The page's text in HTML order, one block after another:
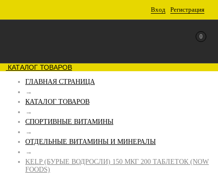
Вход Регистрация
0
КАТАЛОГ ТОВАРОВ
ГЛАВНАЯ СТРАНИЦА
→
КАТАЛОГ ТОВАРОВ
→
СПОРТИВНЫЕ ВИТАМИНЫ
→
ОТДЕЛЬНЫЕ ВИТАМИНЫ И МИНЕРАЛЫ
→
KELP (БУРЫЕ ВОДРОСЛИ) 150 МКГ 200 ТАБЛЕТОК (NOW
FOODS)